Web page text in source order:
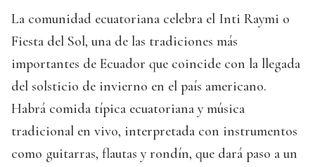
La comunidad ecuatoriana celebra el Inti Raymi o
Fiesta del Sol, una de las tradiciones más
importantes de Ecuador que coincide con la llegada
del solsticio de invierno en el país americano.
Habrá comida típica ecuatoriana y música
tradicional en vivo, interpretada con instrumentos
como guitarras, flautas y rondín, que dará paso a un